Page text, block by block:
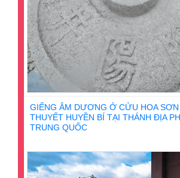
GIẾNG ÂM DƯƠNG Ở CỬU HOA SƠN
THUYẾT HUYỀN BÍ TẠI THÁNH ĐỊA
TRUNG QUỐC